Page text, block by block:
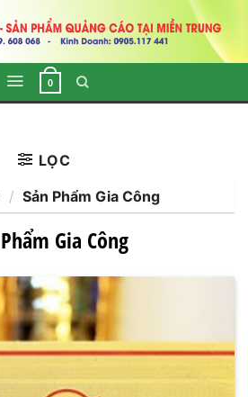
0
Gia Công
/ Sản Phẩm Gia Công
LỌC